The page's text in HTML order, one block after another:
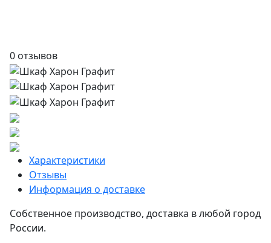
0 отзывов
Характеристики
Отзывы
Информация о доставке
Собственное производство, доставка в любой город
России.